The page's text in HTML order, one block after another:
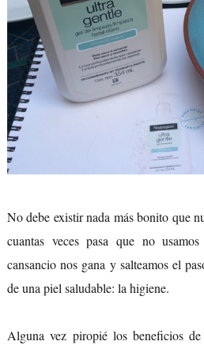
No debe existir nada más bonito que
cuantas veces pasa que no
cansancio nos gana y salteamos el
de una piel saludable: la higiene.
Alguna vez piropié los beneficios